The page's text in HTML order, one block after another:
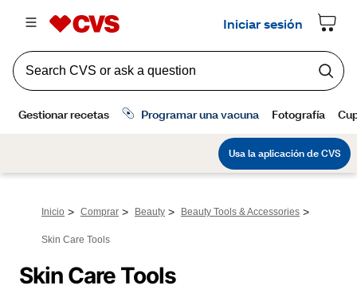
Inicio > Comprar > Beauty > Beauty Tools & Accessories >
Skin Care Tools
Skin Care Tools